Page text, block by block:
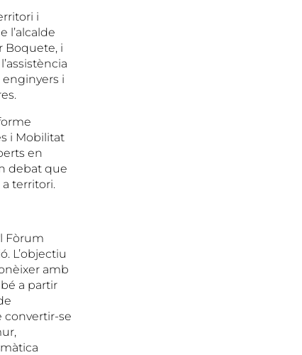
i
l’alcalde
Boquete, i
i
i Mobilitat
en
debat que
territori.
Fòrum
L’objectiu
amb
a partir
convertir-se